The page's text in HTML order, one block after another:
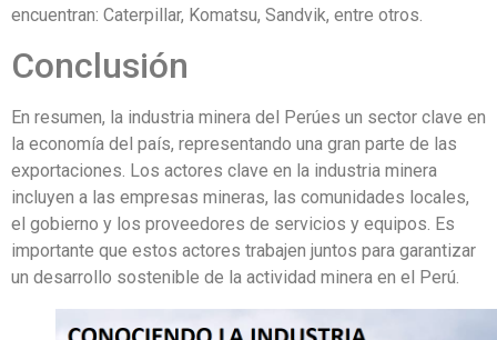
encuentran: Caterpillar, Komatsu, Sandvik, entre otros.
Conclusión
En resumen, la industria minera del Perúes un sector clave en
la economía del país, representando una gran parte de las
exportaciones. Los actores clave en la industria minera
incluyen a las empresas mineras, las comunidades locales,
el gobierno y los proveedores de servicios y equipos. Es
importante que estos actores trabajen juntos para garantizar
un desarrollo sostenible de la actividad minera en el Perú.